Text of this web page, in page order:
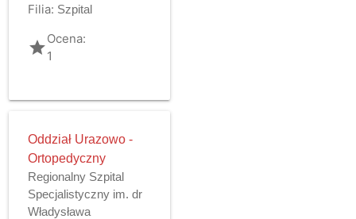
Filia: Szpital
gradeOcena:
1
Oddział Urazowo -
Ortopedyczny
Regionalny Szpital
Specjalistyczny im. dr
Władysława